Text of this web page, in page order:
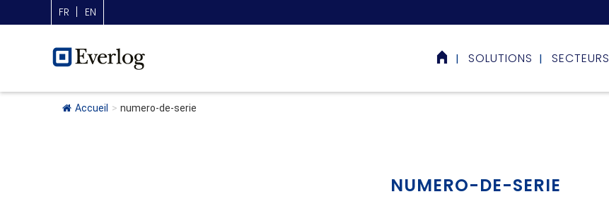
FR EN
SOLUTIONS SECTEURS
Accueil > numero-de-serie
NUMERO-DE-SERIE